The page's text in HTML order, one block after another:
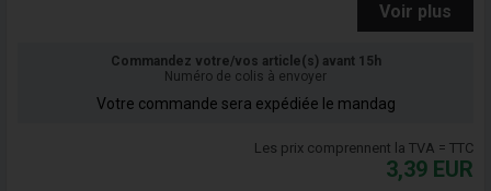
Voir plus
Commandez votre/vos article(s) avant 15h
Numéro de colis à envoyer
Votre commande sera expédiée le mandag
Les prix comprennent la TVA = TTC
3,39 EUR